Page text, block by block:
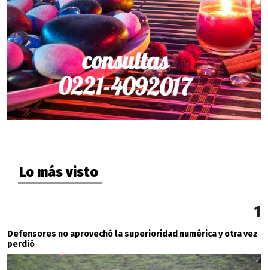
Lo más visto
1
Defensores no aprovechó la superioridad numérica y otra vez
perdió